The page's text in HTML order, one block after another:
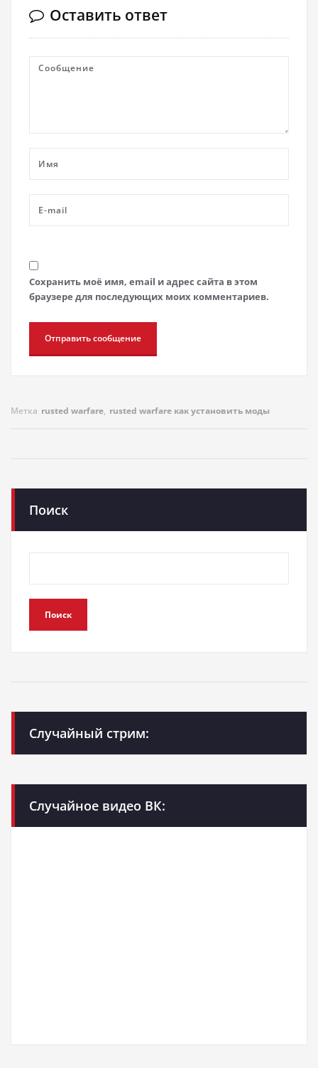
Оставить ответ
Сохранить моё имя, email и адрес сайта в этом
браузере для последующих моих комментариев.
Метка rusted warfare, rusted warfare как установить моды
Поиск
Поиск
Случайный стрим:
Случайное видео ВК: